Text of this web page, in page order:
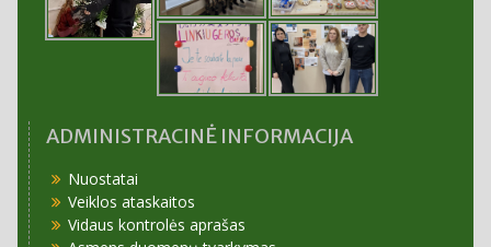
ADMINISTRACINĖ INFORMACIJA
Nuostatai
Veiklos ataskaitos
Vidaus kontrolės aprašas